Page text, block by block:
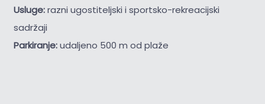
Usluge:razni ugostiteljski i sportsko-rekreacijski
sadržaji
Parkiranje:udaljeno 500 m od plaže